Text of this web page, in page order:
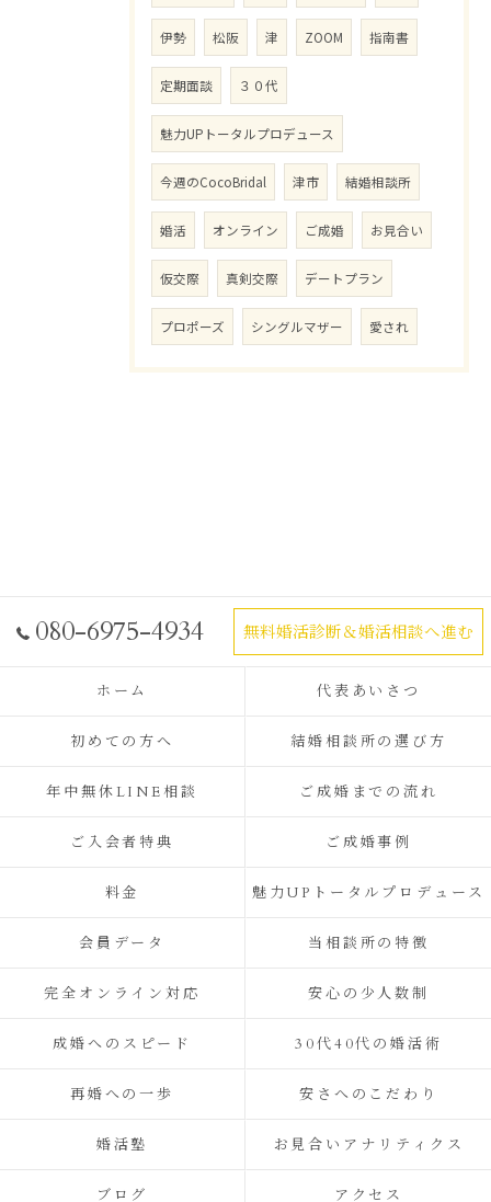
伊勢 松阪 津 ZOOM 指南書
定期面談 ３０代
魅力UPトータルプロデュース
今週のCocoBridal 津市 結婚相談所
婚活 オンライン ご成婚 お見合い
仮交際 真剣交際 デートプラン
プロポーズ シングルマザー 愛され
080-6975-4934 無料婚活診断＆婚活相談へ進む
ホーム 代表あいさつ
初めての方へ 結婚相談所の選び方
年中無休LINE相談 ご成婚までの流れ
ご入会者特典 ご成婚事例
料金 魅力UPトータルプロデュース
会員データ 当相談所の特徴
完全オンライン対応 安心の少人数制
成婚へのスピード 30代40代の婚活術
再婚への一歩 安さへのこだわり
婚活塾 お見合いアナリティクス
ブログ アクセス